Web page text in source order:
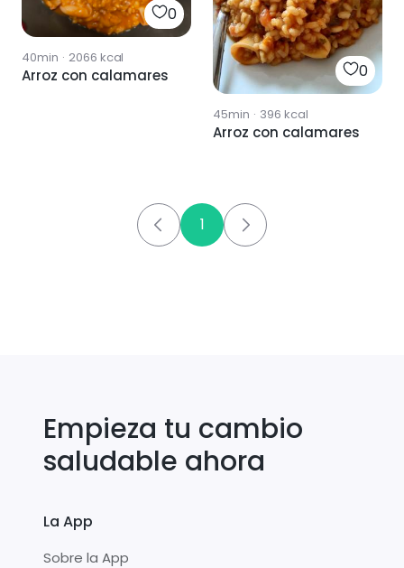
0
40min · 2066 kcal
Arroz con calamares 0
45min · 396 kcal
Arroz con calamares
1
Empieza tu cambio
saludable ahora
La App
Sobre la App